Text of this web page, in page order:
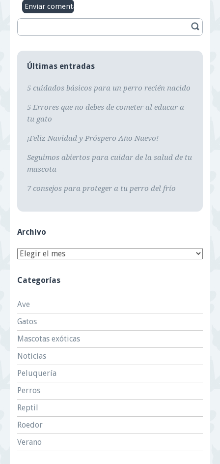
Últimas entradas
5 cuidados básicos para un perro recién nacido
5 Errores que no debes de cometer al educar a
tu gato
¡Feliz Navidad y Próspero Año Nuevo!
Seguimos abiertos para cuidar de la salud de tu
mascota
7 consejos para proteger a tu perro del frío
Archivo
Categorías
Ave
Gatos
Mascotas exóticas
Noticias
Peluquería
Perros
Reptil
Roedor
Verano